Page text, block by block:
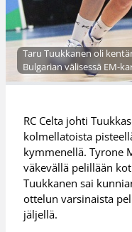
Taru Tuukkanen oli
Bulgarian välisessä EM-
RC Celta johti
kolmellatoista
kymmenellä. Tyrone
väkevällä pelillään
Tuukkanen sai
ottelun varsinaista
jäljellä.